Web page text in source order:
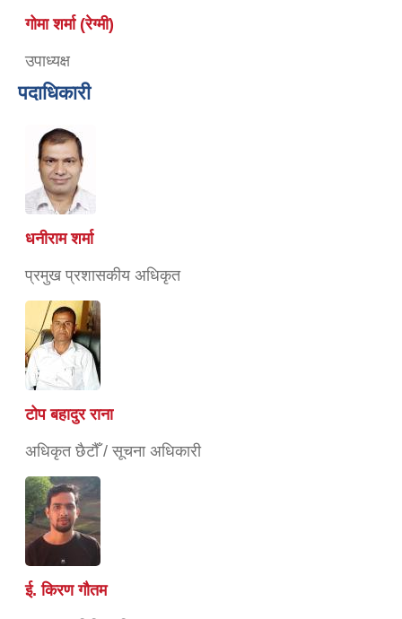
गोमा शर्मा (रेग्मी)
उपाध्यक्ष
पदाधिकारी
धनीराम शर्मा
प्रमुख प्रशासकीय अधिकृत
टोप बहादुर राना
अधिकृत छैटौँ / सूचना अधिकारी
ई. किरण गौतम